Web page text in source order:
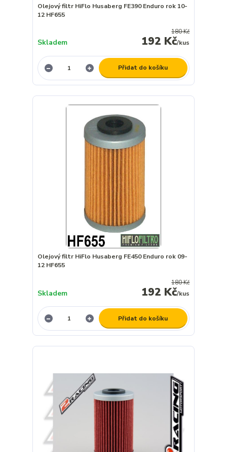
Olejový filtr HiFlo Husaberg FE390 Enduro rok 10-
12 HF655
180 Kč
192 Kč/kus
Skladem
Přidat do košíku
Olejový filtr HiFlo Husaberg FE450 Enduro rok 09-
12 HF655
180 Kč
192 Kč/kus
Skladem
Přidat do košíku